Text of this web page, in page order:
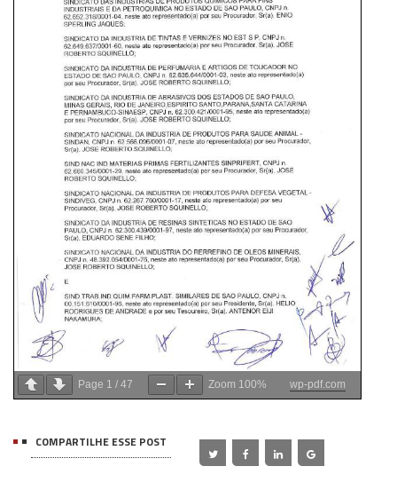
Page 1 / 47 Zoom 100% wp-pdf.com
COMPARTILHE ESSE POST